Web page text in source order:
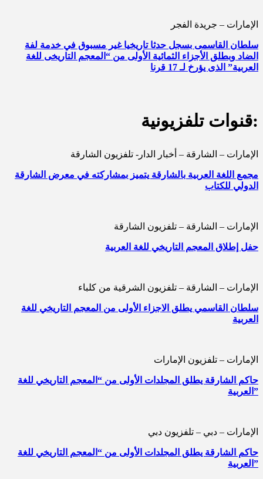
الإمارات – جريدة الفجر
سلطان القاسمى بسجل حدثا تاريخيا غير مسبوق في خدمة لفة
الضاد وبطلق الأجزاء الثمائية الأولى من “المعجم التاريخى للغة
العربية” الذى يؤرخ لـ 17 قرنا
قنوات تلفزيونية:
الإمارات – الشارقة – أخبار الدار- تلفزيون الشارقة
مجمع اللغة العربية بالشارقة يتميز بمشاركته في معرض الشارقة
الدولي للكتاب
الإمارات – الشارقة – تلفزيون الشارقة
حفل إطلاق المعجم التاريخي للغة العربية
الإمارات – الشارقة – تلفزيون الشرقية من كلباء
سلطان القاسمي يطلق الاجزاء الأولى من المعجم التاريخي للغة
العربية
الإمارات – تلفزيون الإمارات
حاكم الشارقة يطلق المجلدات الأولى من “المعجم التاريخي للغة
العربية”
الإمارات – دبي – تلفزيون دبي
حاكم الشارقة يطلق المجلدات الأولى من “المعجم التاريخي للغة
العربية”